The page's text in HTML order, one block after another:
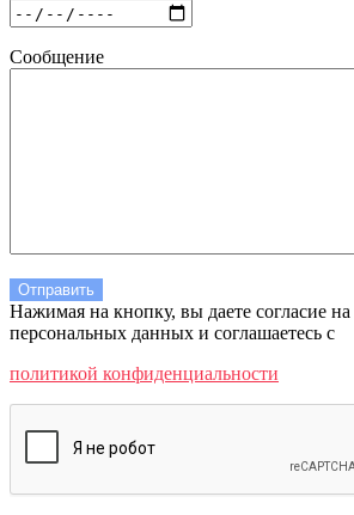
Сообщение
Нажимая на кнопку, вы даете согласие на
персональных данных и соглашаетесь c
политикой конфиденциальности